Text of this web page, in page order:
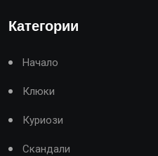
Категории
Начало
Клюки
Куриози
Скандали